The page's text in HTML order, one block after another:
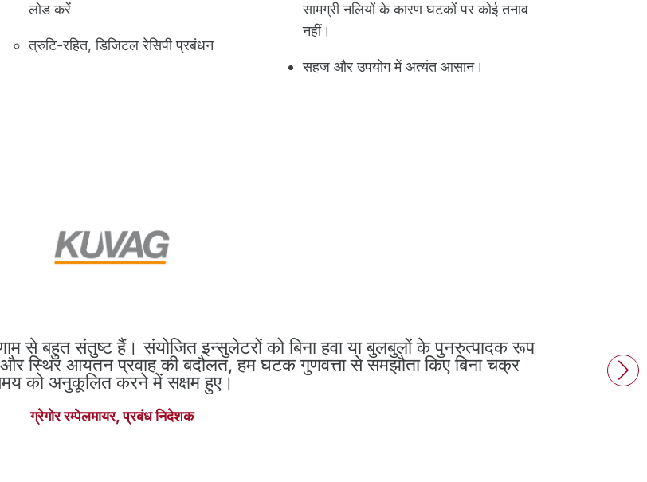
लोड करें
त्रुटि-रहित, डिजिटल रेसिपी प्रबंधन
सामग्री नलियों के कारण घटकों पर कोई तनाव
नहीं।
सहज और उपयोग में अत्यंत आसान।
से बहुत संतुष्ट हैं। संयोजित इन्सुलेटरों को बिना हवा या बुलबुलों के पुनरुत्पादक रूप
स्थिर आयतन प्रवाह की बदौलत, हम घटक गुणवत्ता से समझौता किए बिना चक्र
को अनुकूलित करने में सक्षम हुए।
ग्रेगोर रम्पेलमायर, प्रबंध निदेशक